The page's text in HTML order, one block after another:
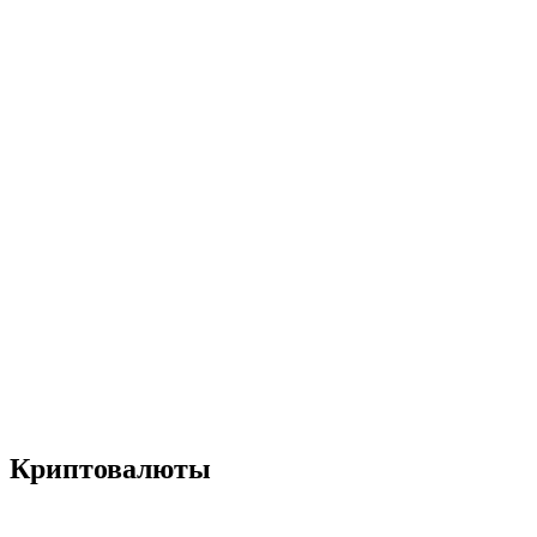
Криптовалюты